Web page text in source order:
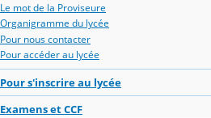
Le mot de la Proviseure
Organigramme du lycée
Pour nous contacter
Pour accéder au lycée
Pour s'inscrire au lycée
Examens et CCF